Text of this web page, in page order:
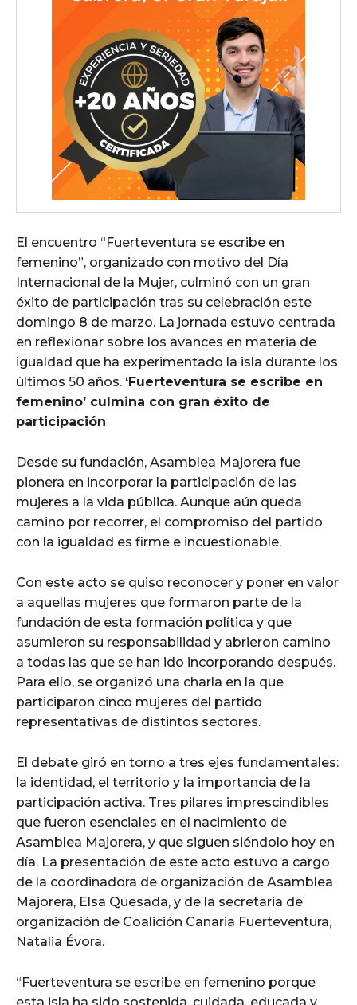
El encuentro “Fuerteventura se escribe en
femenino”, organizado con motivo del Día
Internacional de la Mujer, culminó con un gran
éxito de participación tras su celebración este
domingo 8 de marzo. La jornada estuvo centrada
en reflexionar sobre los avances en materia de
igualdad que ha experimentado la isla durante los
últimos 50 años. ‘Fuerteventura se escribe en
femenino’ culmina con gran éxito de
participación
Desde su fundación, Asamblea Majorera fue
pionera en incorporar la participación de las
mujeres a la vida pública. Aunque aún queda
camino por recorrer, el compromiso del partido
con la igualdad es firme e incuestionable.
Con este acto se quiso reconocer y poner en valor
a aquellas mujeres que formaron parte de la
fundación de esta formación política y que
asumieron su responsabilidad y abrieron camino
a todas las que se han ido incorporando después.
Para ello, se organizó una charla en la que
participaron cinco mujeres del partido
representativas de distintos sectores.
El debate giró en torno a tres ejes fundamentales:
la identidad, el territorio y la importancia de la
participación activa. Tres pilares imprescindibles
que fueron esenciales en el nacimiento de
Asamblea Majorera, y que siguen siéndolo hoy en
día. La presentación de este acto estuvo a cargo
de la coordinadora de organización de Asamblea
Majorera, Elsa Quesada, y de la secretaria de
organización de Coalición Canaria Fuerteventura,
Natalia Évora.
“Fuerteventura se escribe en femenino porque